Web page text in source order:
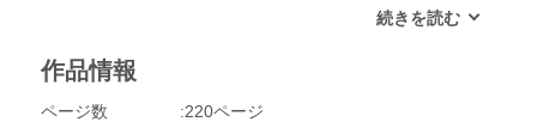
ある景徳鎮に向かう。白磁作りに命をかける焼き物師の一族の
始めた。
作品情報
ページ数
220ページ